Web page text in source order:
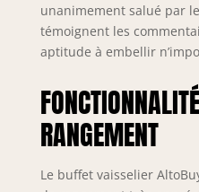
unanimement salué par
témoignent les
aptitude à embellir
RANGEMENT
Le buffet vaisselier